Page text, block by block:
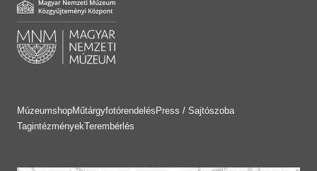
MúzeumshopMűtárgyfotórendelés Press / Sajtószoba
TagintézményekTerembérlés